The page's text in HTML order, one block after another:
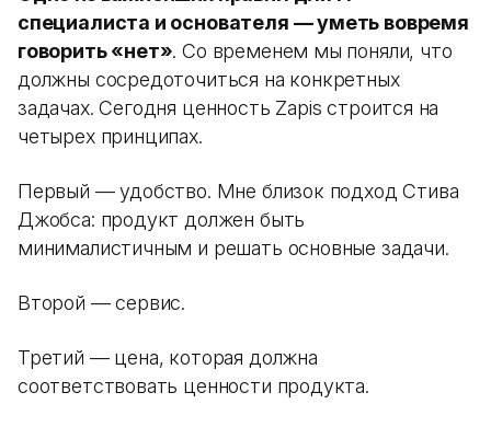
специалиста и основателя — уметь вовремя
говорить «нет». Со временем мы поняли, что
должны сосредоточиться на конкретных
задачах. Сегодня ценность Zapis строится на
четырех принципах.
Первый — удобство. Мне близок подход Стива
Джобса: продукт должен быть
минималистичным и решать основные задачи.
Второй — сервис.
Третий — цена, которая должна
соответствовать ценности продукта.